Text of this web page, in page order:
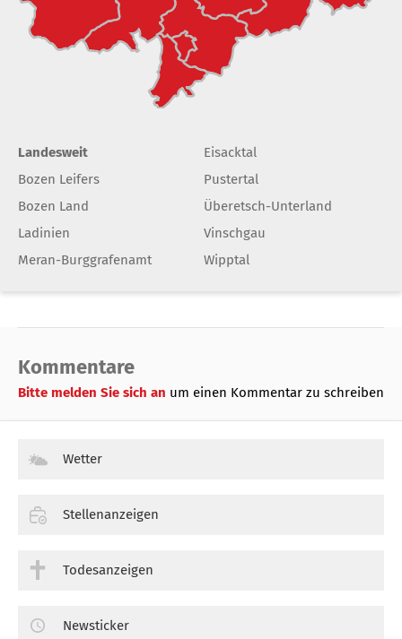
Landesweit
Bozen Leifers
Bozen Land
Ladinien
Meran-Burggrafenamt
Eisacktal
Pustertal
Überetsch-Unterland
Vinschgau
Wipptal
Kommentare
Bitte melden Sie sich an um einen Kommentar zu schreiben
Wetter
Stellenanzeigen
Todesanzeigen
Newsticker